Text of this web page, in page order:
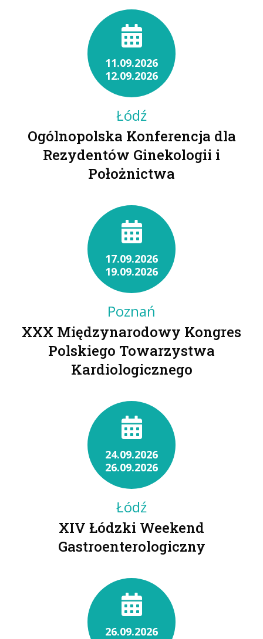
11.09.2026
12.09.2026
Łódź
Ogólnopolska Konferencja dla
Rezydentów Ginekologii i
Położnictwa
17.09.2026
19.09.2026
Poznań
XXX Międzynarodowy Kongres
Polskiego Towarzystwa
Kardiologicznego
24.09.2026
26.09.2026
Łódź
XIV Łódzki Weekend
Gastroenterologiczny
26.09.2026